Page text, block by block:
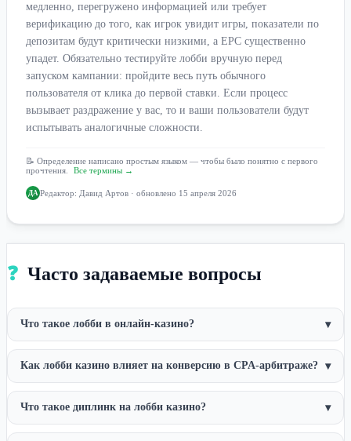
медленно, перегружено информацией или требует
верификацию до того, как игрок увидит игры, показатели по
депозитам будут критически низкими, а EPC существенно
упадет. Обязательно тестируйте лобби вручную перед
запуском кампании: пройдите весь путь обычного
пользователя от клика до первой ставки. Если процесс
вызывает раздражение у вас, то и ваши пользователи будут
испытывать аналогичные сложности.
📝 Определение написано простым языком — чтобы было понятно с первого
прочтения.
Все термины →
ДА Редактор: Давид Артов · обновлено 15 апреля 2026
❓ Часто задаваемые вопросы
Что такое лобби в онлайн-казино? ▾
Как лобби казино влияет на конверсию в CPA-арбитраже? ▾
Что такое диплинк на лобби казино? ▾